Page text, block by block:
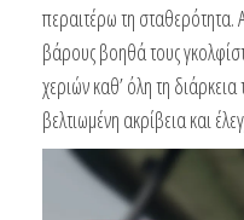
περαιτέρω τη σταθερότητα.
βάρους βοηθά τους
χεριών καθ’ όλη τη
βελτιωμένη ακρίβεια και